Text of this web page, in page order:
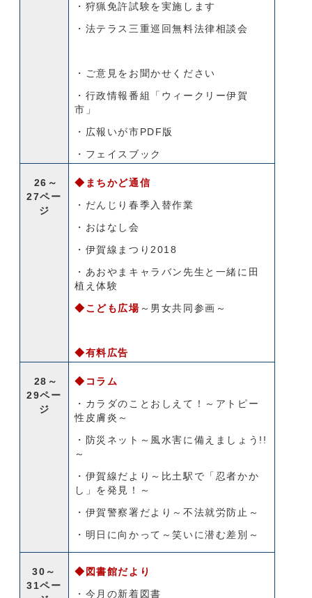
・狩猟免許試験を実施します
・法テラス三重巡回無料法律相談会
・ご意見をお聞かせください
・行政情報番組「ウィークリー伊賀
市」
・広報いが市PDF版
・フェイスブック
26～
27ペー
ジ
◆まちかど通信
・だんじり春季入替作業
・おはなし会
・伊賀線まつり2018
・あおやまキャラバン先生と一緒に田
植え体験
◆こども広場 ～男女共同参画～
◆有料広告
28～
29ペー
ジ
◆コラム
・カラダのことおしえて！～アトピー
性皮膚炎～
・防災ネット～風水害に備えましょう!!
～
・伊賀線だより～比土駅で「忍者かか
し」を発見！～
・伊賀警察署だより～不法就労防止～
・明日に向かって～笑いに潜む差別～
30～
31ペー
◆図書館だより
・今月の新着図書